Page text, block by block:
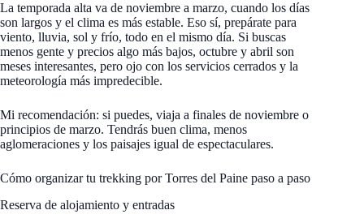
La temporada alta va de noviembre a marzo, cuando los días
son largos y el clima es más estable. Eso sí, prepárate para
viento, lluvia, sol y frío, todo en el mismo día. Si buscas
menos gente y precios algo más bajos, octubre y abril son
meses interesantes, pero ojo con los servicios cerrados y la
meteorología más impredecible.
Mi recomendación: si puedes, viaja a finales de noviembre o
principios de marzo. Tendrás buen clima, menos
aglomeraciones y los paisajes igual de espectaculares.
Cómo organizar tu trekking por Torres del Paine paso a paso
Reserva de alojamiento y entradas